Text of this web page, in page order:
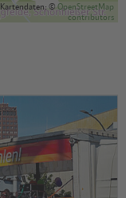
, Kartendaten: ©OpenStreetMap
contributors